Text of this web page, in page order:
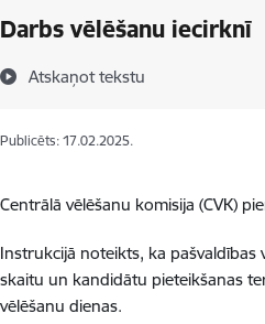
Darbs vēlēšanu iecirknī
Atskaņot tekstu
Publicēts: 17.02.2025.
Centrālā vēlēšanu komisija (CVK)
Instrukcijā noteikts, ka pašvaldības
skaitu un kandidātu pieteikšanas
vēlēšanu dienas.